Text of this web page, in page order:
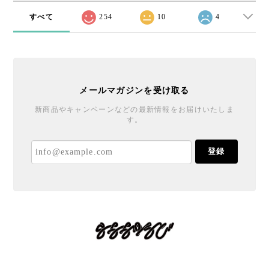
すべて 254 10 4
メールマガジンを受け取る
新商品やキャンペーンなどの最新情報をお届けいたしま
す。
登録